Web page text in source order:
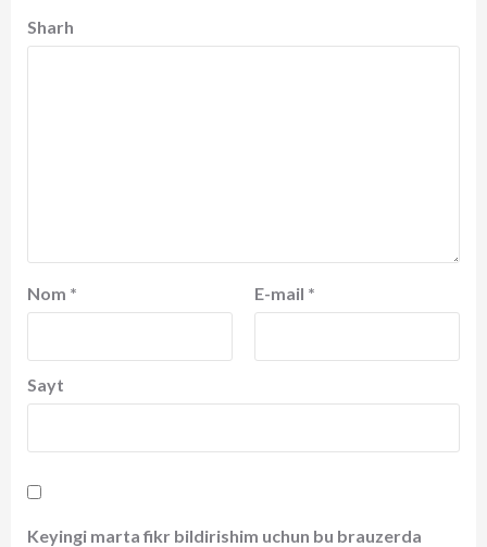
Sharh
Nom * E-mail *
Sayt
Keyingi marta fikr bildirishim uchun bu brauzerda